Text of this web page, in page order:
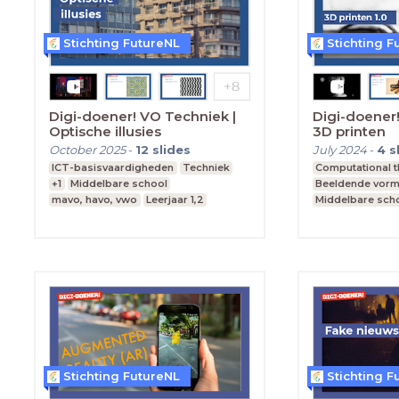
Digi-doener! VO Techniek |
Optische illusies
October 2025- 12 slides
ICT-basisvaardigheden
Techniek
+1
Middelbare school
mavo, havo, vwo
Leerjaar 1,2
Stichting FutureNL
Digi-
3D printen
July 2024- 4
Computational
Beeldende
Middelbare
Stichting
Stichting FutureNL Stichting